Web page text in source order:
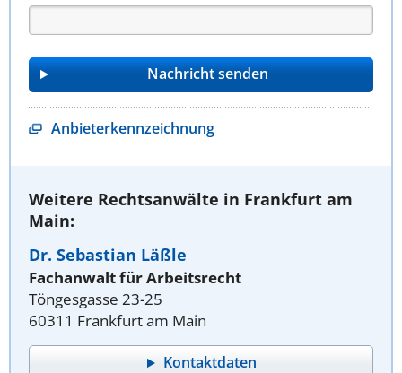
Anbieterkennzeichnung
Weitere Rechtsanwälte in Frankfurt am
Main:
Dr. Sebastian Läßle
Fachanwalt für Arbeitsrecht
Töngesgasse 23-25
60311 Frankfurt am Main
Kontaktdaten